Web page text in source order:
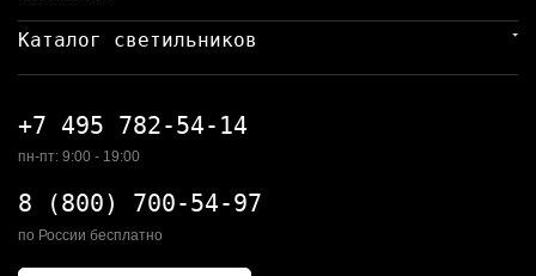
Каталог светильников
+7 495 782-54-14
пн-пт: 9:00 - 19:00
8 (800) 700-54-97
по России бесплатно